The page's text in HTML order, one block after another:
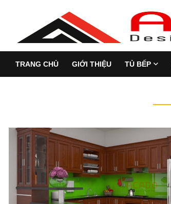
TRANG CHỦ GIỚI THIỆU TỦ BẾP